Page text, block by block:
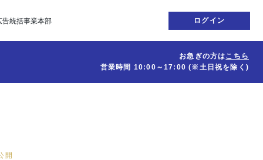
告統括事業本部 ログイン
お急ぎの方はこちら
営業時間 10:00～17:00(※土日祝を除く)
開